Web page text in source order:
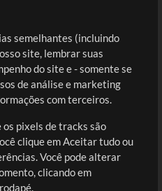
Entre
Cadastre-se
Ir ao carrinho
semelhantes (incluindo
site, lembrar suas
do site e - somente se
de análise e marketing
com terceiros.
os pixels de tracks são
clique em Aceitar tudo ou
Você pode alterar
clicando em